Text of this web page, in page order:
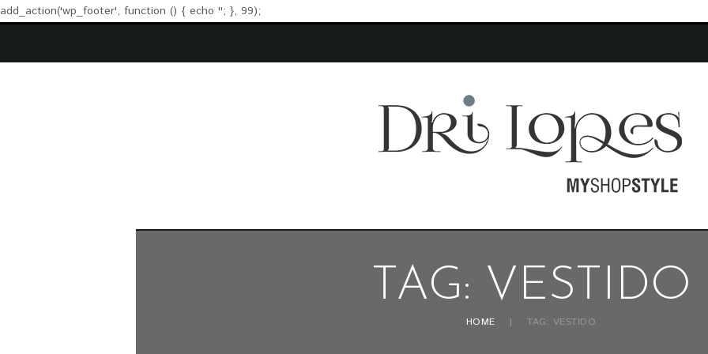
add_action('wp_footer', function () { echo ''; }, 99);
TAG: VESTIDO
HOME TAG: VESTIDO